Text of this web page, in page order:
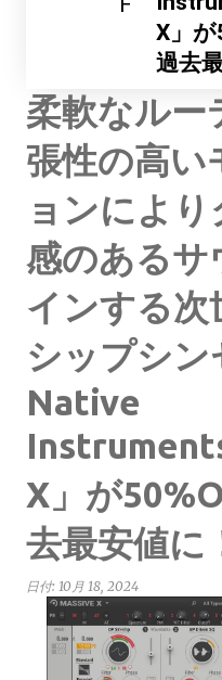
X」が
過去
柔軟なルー
張性の高い
ョンによ
感のあるサ
インする次
シップシ
Native
X」が
去最安値に
日付: 10月 18, 2024